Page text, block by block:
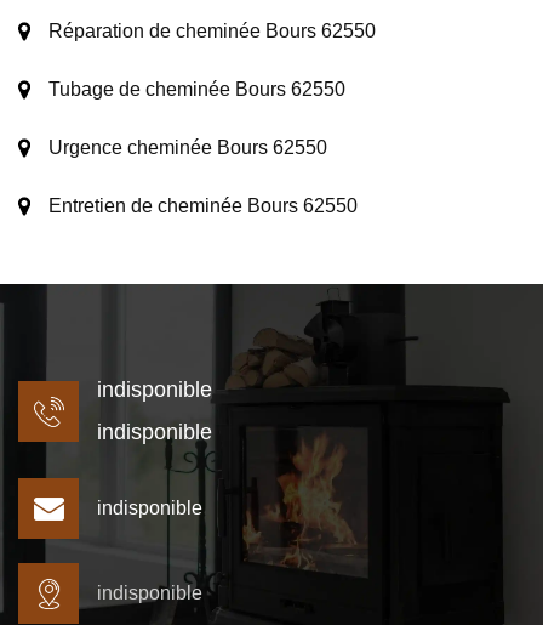
Réparation de cheminée Bours 62550
Tubage de cheminée Bours 62550
Urgence cheminée Bours 62550
Entretien de cheminée Bours 62550
indisponible
indisponible
indisponible
indisponible